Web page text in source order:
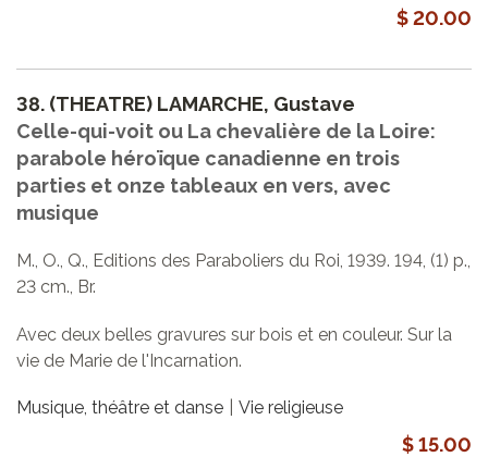
$ 20.00
38. (THEATRE) LAMARCHE, Gustave
Celle-qui-voit ou La chevalière de la Loire:
parabole héroïque canadienne en trois
parties et onze tableaux en vers, avec
musique
M., O., Q., Editions des Paraboliers du Roi, 1939. 194, (1) p.,
23 cm., Br.
Avec deux belles gravures sur bois et en couleur. Sur la
vie de Marie de l'Incarnation.
Musique, théâtre et danse Vie religieuse
$ 15.00